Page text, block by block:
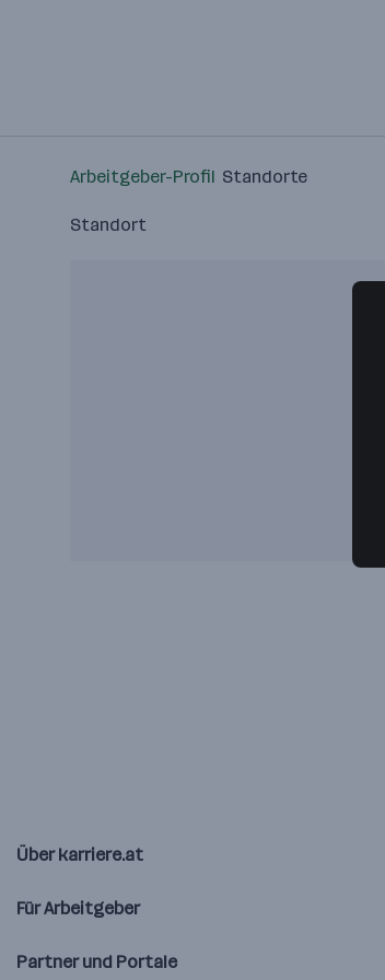
Arbeitgeber-Profil Standorte
Standort
Über karriere.at
Für Arbeitgeber
Partner und Portale